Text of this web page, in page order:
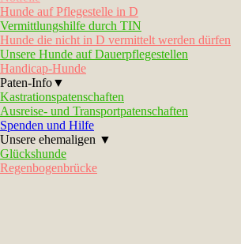
Hunde auf Pflegestelle in D
Vermittlungshilfe durch TIN
Hunde die nicht in D vermittelt werden dürfen
Unsere Hunde auf Dauerpflegestellen
Handicap-Hunde
Paten-Info▼
Kastrationspatenschaften
Ausreise- und Transportpatenschaften
Spenden und Hilfe
Unsere ehemaligen ▼
Glückshunde
Regenbogenbrücke